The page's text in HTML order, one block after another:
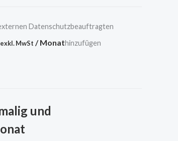
Datenschutzbeauftragten
exkl. MwSt / Monathinzufügen
und